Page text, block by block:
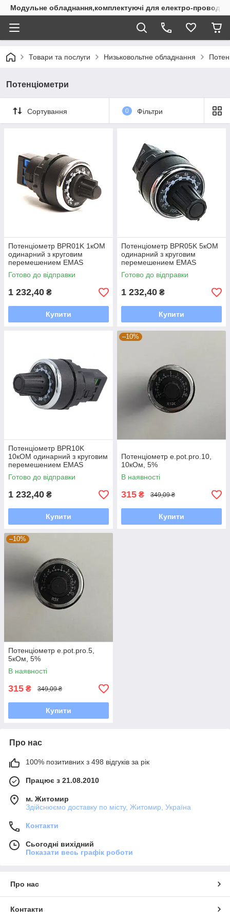
Модульне обладнання,комплектуючі для електро-проводки
Товари та послуги Низьковольтне обладнання
Потенціометри
Сортування 0 Фільтри
Потенціометр BPR01K 1кОМ
одинарний з круговим
перемешением EMAS
Готово до відправки
1 232,40 ₴
Купити
Потенціометр BPR05K 5кОМ
одинарний з круговим
перемешением EMAS
Готово до відправки
1 232,40 ₴
Купити
Потенціометр BPR10K
10кОМ одинарний з круговим
перемешением EMAS
Готово до відправки
1 232,40 ₴
Купити
–10%
Потенціометр e.pot.pro.10,
10кОм, 5%
В наявності
315 ₴ 349,09 ₴
Купити
–10%
Потенціометр e.pot.pro.5,
5кОм, 5%
В наявності
315 ₴ 349,09 ₴
Купити
Про нас
100% позитивних з 498 відгуків за рік
Працює з 21.08.2010
м. Житомир
Здійснюємо доставку по місту, Житомир, Україна
Контакти
Сьогодні вихідний
Показати весь графік роботи
Про нас
Контакти